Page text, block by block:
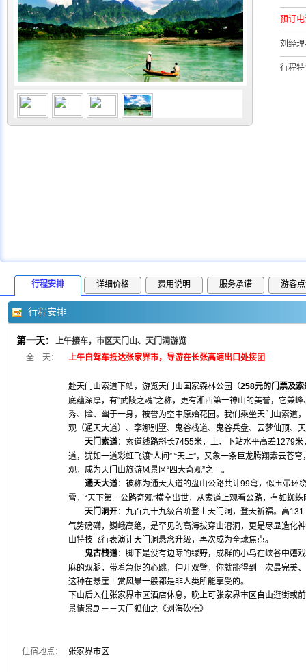
预订
刘经
行程
行程安排 详细价格 费用说明 服务承诺 游客
行程安排
第一天：
上午接车，市区天门山、天门洞游览
全 天：
上午自驾车抵达张家界市，导游在长张高速出口处接团
赴天门山索道下站，游览天门山国家森林公园（258元的门票及
底蕴深厚，有“武陵之魂”之称，更有湘西第一神山的美誉，它兼
秀、险、幽于一身，被誉为空中原始花园。我们乘坐天门山索道
观（通天大道）、李娜别墅、鬼谷栈道、鬼谷兵盘、云梦仙顶、
天门索道：索道线路斜长7455米，上、下站水平高差1279
道，犹如一道彩虹飞渡“人间” “天上”，又象一条巨龙腾翔素云苍
观，成为天门山旅游风景区“四大奇观”之一。
通天大道：被称为通天大道的盘山公路共计99弯，似玉带环
霄，“天下第一公路奇观”横空出世，从索道上观看公路，有如蜘
天门洞开：九百九十九级台阶登上天门洞，登天祈福。高
气势磅礴，巍峨高绝，是罕见的高海拔穿山溶洞，更是尽显造化
山特技飞行表演让天门洞悬念升级，再次成为全球焦点。
鬼古栈道：脚下是没有边际的绿野，成群的小鸟在峡谷中嬉
麻的双腿，带着急促的心跳，伸开双臂，你就能得到一次最完美
这种在悬崖上赏风景一般都是非人类所能享受的。
下山后入住张家界市区酒店休息，晚上可张家界市区自由逛街或
景情景剧－－天门狐仙之《刘海砍樵》
住宿地点： 张家界市区